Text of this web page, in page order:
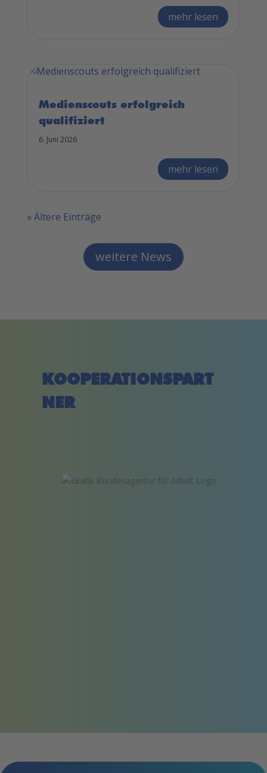
mehr lesen
Medienscouts erfolgreich
qualifiziert
6. Juni 2026
mehr lesen
« Ältere Einträge
weitere News
KOOPERATIONSPART
NER